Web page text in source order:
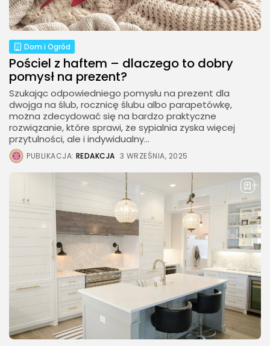
Dom i Ogród
Pościel z haftem – dlaczego to dobry
pomysł na prezent?
Szukając odpowiedniego pomysłu na prezent dla
dwojga na ślub, rocznicę ślubu albo parapetówkę,
można zdecydować się na bardzo praktyczne
rozwiązanie, które sprawi, że sypialnia zyska więcej
przytulności, ale i indywidualny...
PUBLIKACJA: REDAKCJA 3 WRZEŚNIA, 2025